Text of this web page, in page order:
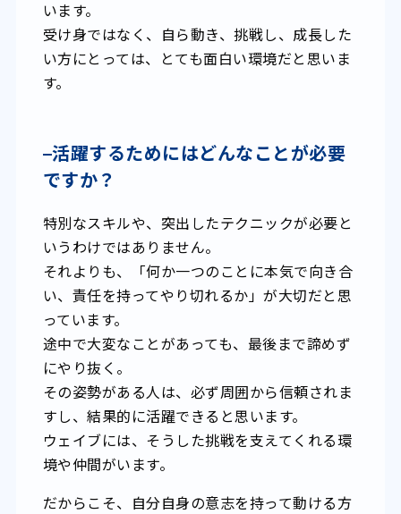
います。
受け身ではなく、自ら動き、挑戦し、成長した
い方にとっては、とても面白い環境だと思いま
す。
–活躍するためにはどんなことが必要
ですか？
特別なスキルや、突出したテクニックが必要と
いうわけではありません。
それよりも、「何か一つのことに本気で向き合
い、責任を持ってやり切れるか」が大切だと思
っています。
途中で大変なことがあっても、最後まで諦めず
にやり抜く。
その姿勢がある人は、必ず周囲から信頼されま
すし、結果的に活躍できると思います。
ウェイブには、そうした挑戦を支えてくれる環
境や仲間がいます。
だからこそ、自分自身の意志を持って動ける方